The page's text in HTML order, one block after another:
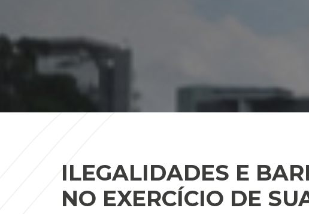
ILEGALIDADES E
NO EXERCÍCIO DE